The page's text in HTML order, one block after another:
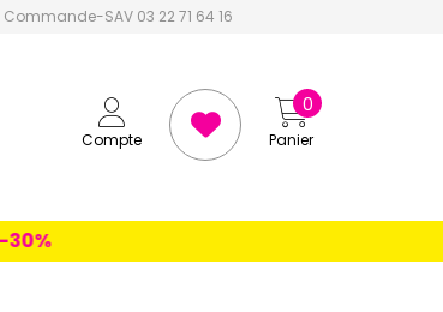
Commande-SAV 03 22 71 64 16
Compte Panier
0